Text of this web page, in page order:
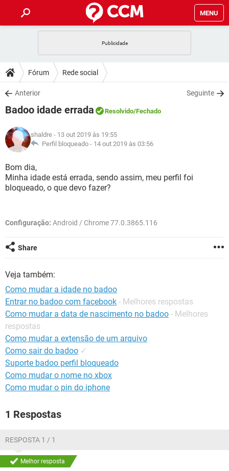
MENU
CELULAR
OUTLOOK
INSTAGRAM GMAIL
GUIA DE COMPRAS
DICAS
JOGOS
INSTAGRAM
GUIA DE COMPRAS
DOWNLOADS
JOGOS WHATSAPP
CELULAR
OUTLOOK EXCEL
INSTAGRAM
GUIA DE COMPRAS
JOGOS
CELULAR
OUTLOOK
INSTAGRAM
GLOSSÁRIO
JOGOS
CELULAR FACEBOOK
Fórum Rede social
Anterior Seguinte
Badoo idade errada Resolvido/Fechado
shaldre - 13 out 2019 às 19:55
Perfil bloqueado - 14 out 2019 às 03:56
Bom dia,
Minha idade está errada, sendo assim, meu perfil foi
bloqueado, o que devo fazer?
Configuração: Android / Chrome 77.0.3865.116
Share
Veja também:
Como mudar a idade no badoo
Entrar no badoo com facebook - Melhores respostas
Como mudar a data de nascimento no badoo - Melhores
respostas
Como mudar a extensão de um arquivo
Como sair do badoo ✓
Suporte badoo perfil bloqueado
Como mudar o nome no xbox
Como mudar o pin do iphone
1 Respostas
RESPOSTA 1 / 1
Melhor resposta